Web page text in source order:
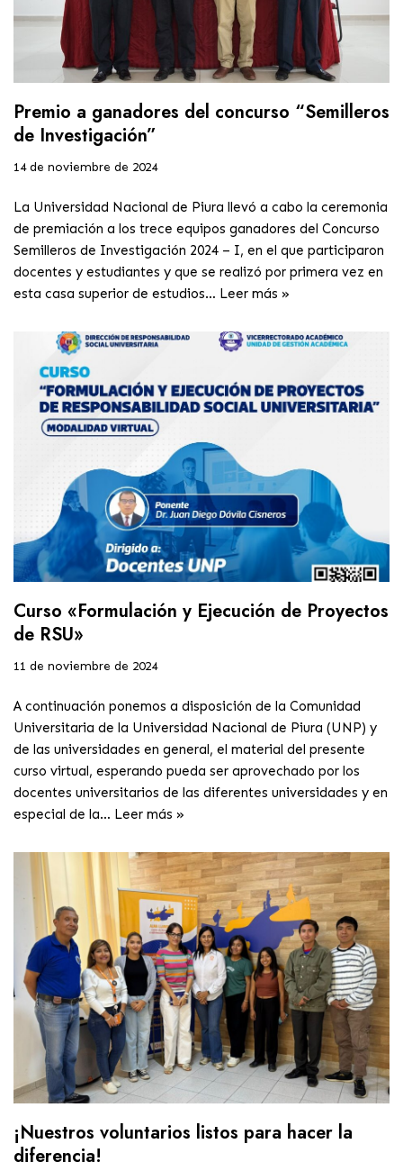
Premio a ganadores del concurso “Semilleros
de Investigación”
14 de noviembre de 2024
La Universidad Nacional de Piura llevó a cabo la ceremonia
de premiación a los trece equipos ganadores del Concurso
Semilleros de Investigación 2024 – I, en el que participaron
docentes y estudiantes y que se realizó por primera vez en
esta casa superior de estudios… Leer más »
Curso «Formulación y Ejecución de Proyectos
de RSU»
11 de noviembre de 2024
A continuación ponemos a disposición de la Comunidad
Universitaria de la Universidad Nacional de Piura (UNP) y
de las universidades en general, el material del presente
curso virtual, esperando pueda ser aprovechado por los
docentes universitarios de las diferentes universidades y en
especial de la… Leer más »
¡Nuestros voluntarios listos para hacer la
diferencia!